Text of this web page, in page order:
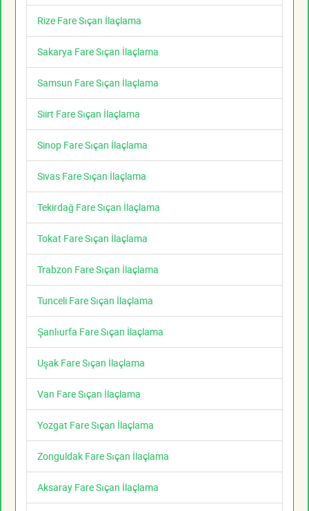
Rize Fare Sıçan İlaçlama
Sakarya Fare Sıçan İlaçlama
Samsun Fare Sıçan İlaçlama
Siirt Fare Sıçan İlaçlama
Sinop Fare Sıçan İlaçlama
Sivas Fare Sıçan İlaçlama
Tekirdağ Fare Sıçan İlaçlama
Tokat Fare Sıçan İlaçlama
Trabzon Fare Sıçan İlaçlama
Tunceli Fare Sıçan İlaçlama
Şanlıurfa Fare Sıçan İlaçlama
Uşak Fare Sıçan İlaçlama
Van Fare Sıçan İlaçlama
Yozgat Fare Sıçan İlaçlama
Zonguldak Fare Sıçan İlaçlama
Aksaray Fare Sıçan İlaçlama